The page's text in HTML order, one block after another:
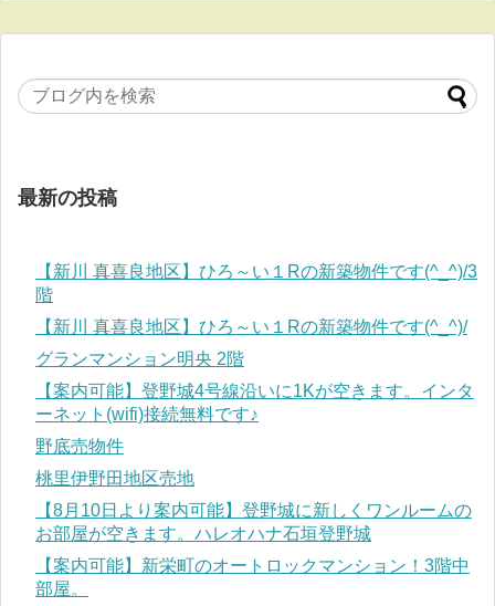
最新の投稿
【新川 真喜良地区】ひろ～い１Rの新築物件です(^_^)/3
階
【新川 真喜良地区】ひろ～い１Rの新築物件です(^_^)/
グランマンション明央 2階
【案内可能】登野城4号線沿いに1Kが空きます。インタ
ーネット(wifi)接続無料です♪
野底売物件
桃里伊野田地区売地
【8月10日より案内可能】登野城に新しくワンルームの
お部屋が空きます。ハレオハナ石垣登野城
【案内可能】新栄町のオートロックマンション！3階中
部屋。